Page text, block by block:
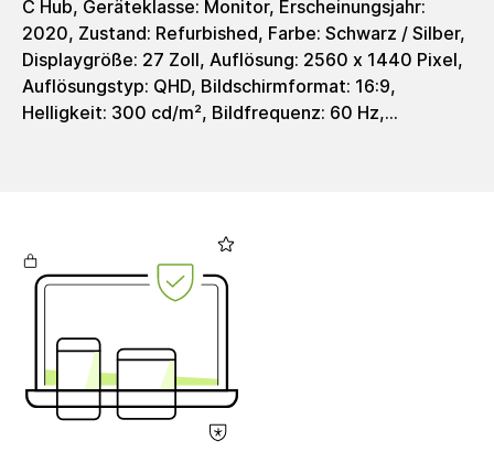
C Hub, Geräteklasse: Monitor, Erscheinungsjahr:
2020, Zustand: Refurbished, Farbe: Schwarz / Silber,
Displaygröße: 27 Zoll, Auflösung: 2560 x 1440 Pixel,
Auflösungstyp: QHD, Bildschirmformat: 16:9,
Helligkeit: 300 cd/m², Bildfrequenz: 60 Hz,
1x HDMI 1.4, 1x DisplayPort 1.2 (out), 1x DisplayPort
1.2 (in), 1x 3.5 mm Microphone In, 1x 3.5 mm Audio
Out, Gewicht: 8200 g, EAN: 0195697979309,
Stromkabel enthalten. Kein weiteres Zubehör
enthalten. Das Produkt wird in einer nachhaltigen
Alternativverpackung geliefert.Umsatzsteuer: Die
Rechnung wird mit voller ausgewiesener